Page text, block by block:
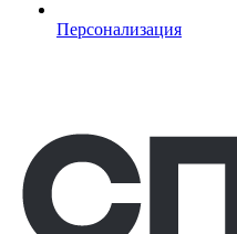
Персонализация